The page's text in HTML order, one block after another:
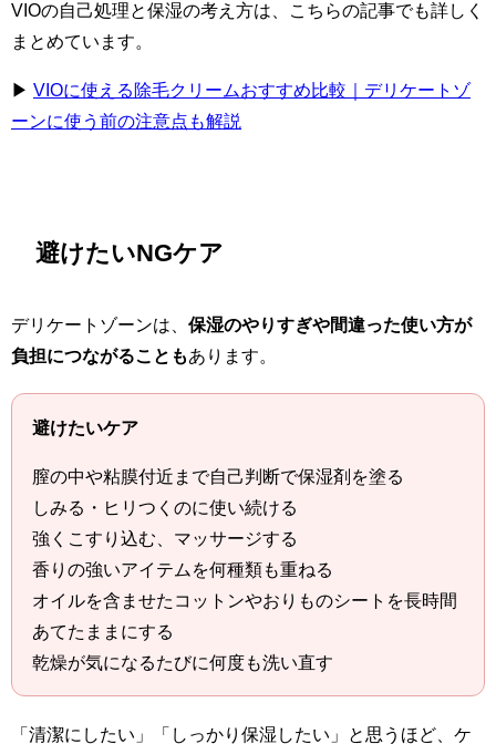
VIOの自己処理と保湿の考え方は、こちらの記事でも詳しく
まとめています。
▶ VIOに使える除毛クリームおすすめ比較｜デリケートゾ
ーンに使う前の注意点も解説
避けたいNGケア
デリケートゾーンは、 保湿のやりすぎや間違った使い方が
負担につながることもあります。
避けたいケア
膣の中や粘膜付近まで自己判断で保湿剤を塗る
しみる・ヒリつくのに使い続ける
強くこすり込む、マッサージする
香りの強いアイテムを何種類も重ねる
オイルを含ませたコットンやおりものシートを長時間
あてたままにする
乾燥が気になるたびに何度も洗い直す
「清潔にしたい」「しっかり保湿したい」と思うほど、ケ